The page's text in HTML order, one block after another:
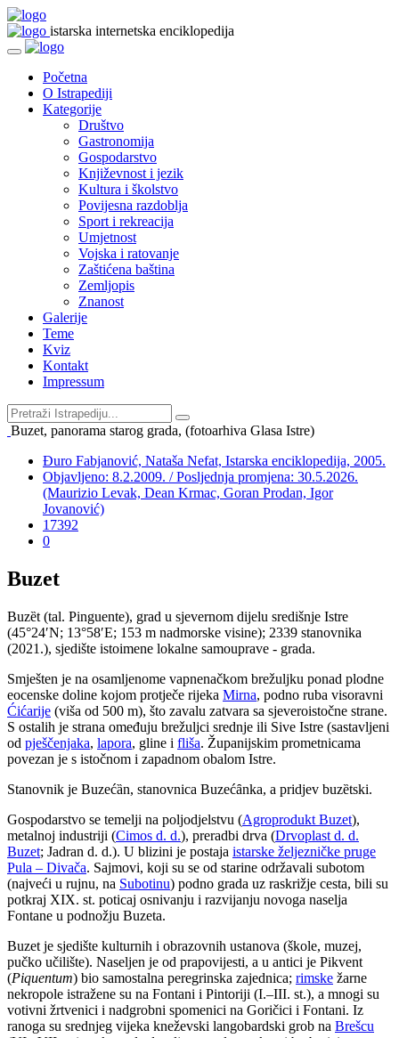
istarska internetska enciklopedija
Početna
O Istrapediji
Kategorije
Društvo
Gastronomija
Gospodarstvo
Književnost i jezik
Kultura i školstvo
Povijesna razdoblja
Sport i rekreacija
Umjetnost
Vojska i ratovanje
Zaštićena baština
Zemljopis
Znanost
Galerije
Teme
Kviz
Kontakt
Impressum
Buzet, panorama starog grada, (fotoarhiva Glasa Istre)
Đuro Fabjanović, Nataša Nefat, Istarska enciklopedija, 2005.
Objavljeno: 8.2.2009. / Posljednja promjena: 30.5.2026.
(Maurizio Levak, Dean Krmac, Goran Prodan, Igor
Jovanović)
17392
0
Buzet
Buzȅt (tal. Pinguente), grad u sjevernom dijelu središnje Istre
(45°24′N; 13°58′E; 153 m nadmorske visine); 2339 stanovnika
(2021.), sjedište istoimene lokalne samouprave - grada.
Smješten je na osamljenome vapnenačkom brežuljku ponad plodne
eocenske doline kojom protječe rijeka Mirna, podno ruba visoravni
Ćićarije (viša od 500 m), što zavalu zatvara sa sjeveroistočne strane.
S ostalih je strana omeđuju brežuljci srednje ili Sive Istre (sastavljeni
od pješčenjaka, lapora, gline i fliša. Županijskim prometnicama
povezan je s istočnom i zapadnom obalom Istre.
Stanovnik je Buzećȁn, stanovnica Buzećȃnka, a pridjev buzȅtski.
Gospodarstvo se temelji na poljodjelstvu (Agroprodukt Buzet),
metalnoj industriji (Cimos d. d.), preradbi drva (Drvoplast d. d.
Buzet; Jadran d. d.). U blizini je postaja istarske željezničke pruge
Pula – Divača. Sajmovi, koji su se od starine održavali subotom
(najveći u rujnu, na Subotinu) podno grada uz raskrižje cesta, bili su
potkraj XIX. st. poticaj osnivanju i razvijanju novoga naselja
Fontane u podnožju Buzeta.
Buzet je sjedište kulturnih i obrazovnih ustanova (škole, muzej,
pučko učilište). Naseljen je od prapovijesti, a u antici je Pikvent
(Piquentum) bio samostalna peregrinska zajednica; rimske žarne
nekropole istražene su na Fontani i Pintoriji (I.–III. st.), a mnogi su
votivni žrtvenici i nadgrobni spomenici na Goričici i Fontani. Iz
ranoga su srednjeg vijeka kneževski langobardski grob na Brešcu